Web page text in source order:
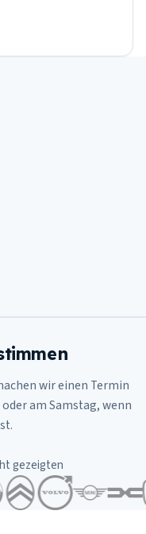
wir einen Termin
oder am Samstag, wenn
gezeigten